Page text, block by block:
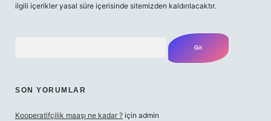
ilgili içerikler yasal süre içerisinde sitemizden kaldırılacaktır.
SON YORUMLAR
Kooperatifçilik maaşı ne kadar ? için admin